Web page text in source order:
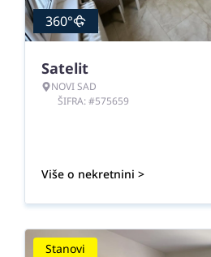
360°
Satelit
NOVI SAD
ŠIFRA: #575659
Više o nekretnini >
Stanovi